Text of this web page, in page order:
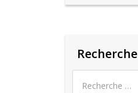
Recherche